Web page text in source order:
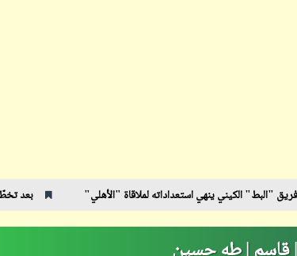
ينهي استعداداته لملاقاة "الأهلي" بعد تخطّينا المليون زيارة
ابن أبي صادق
ابن أبي صادق